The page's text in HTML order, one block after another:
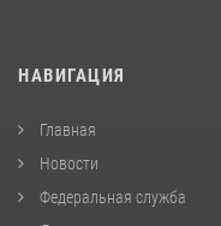
НАВИГАЦИЯ
Главная
Новости
Федеральная служба